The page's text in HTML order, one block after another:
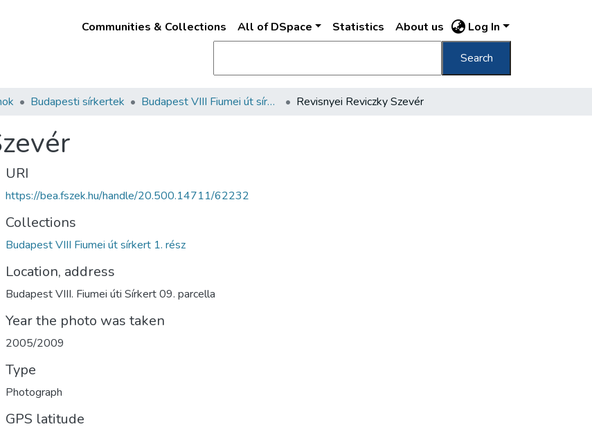
Communities & Collections All of DSpace Statistics About us Log In
Search
Budapesti sírkertek Budapest VIII Fiumei út sírkert 1. rész Revisnyei Reviczky Szevér
URI
https://bea.fszek.hu/handle/20.500.14711/62232
Collections
Budapest VIII Fiumei út sírkert 1. rész
Location, address
Budapest VIII. Fiumei úti Sírkert 09. parcella
Year the photo was taken
2005/2009
Type
Photograph
GPS latitude